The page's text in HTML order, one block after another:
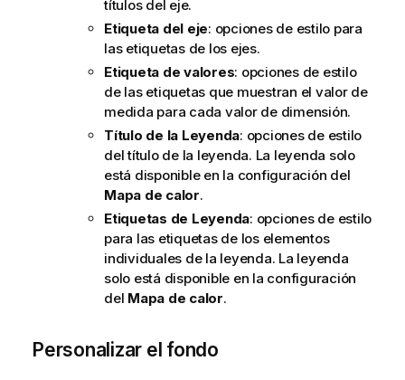
títulos del eje.
Etiqueta del eje: opciones de estilo para
las etiquetas de los ejes.
Etiqueta de valores: opciones de estilo
de las etiquetas que muestran el valor de
medida para cada valor de dimensión.
Título de la Leyenda: opciones de estilo
del título de la leyenda. La leyenda solo
está disponible en la configuración del
Mapa de calor.
Etiquetas de Leyenda: opciones de estilo
para las etiquetas de los elementos
individuales de la leyenda. La leyenda
solo está disponible en la configuración
del Mapa de calor.
Personalizar el fondo